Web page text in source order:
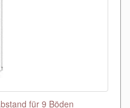
für 9 Böden